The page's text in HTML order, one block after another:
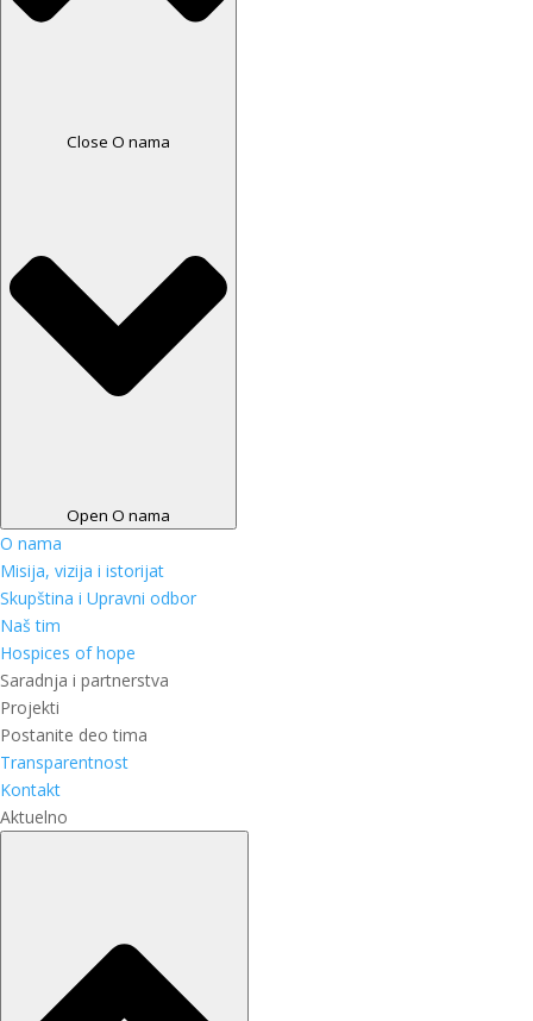
Close O nama
Open O nama
O nama
Misija, vizija i istorijat
Skupština i Upravni odbor
Naš tim
Hospices of hope
Saradnja i partnerstva
Projekti
Postanite deo tima
Transparentnost
Kontakt
Aktuelno